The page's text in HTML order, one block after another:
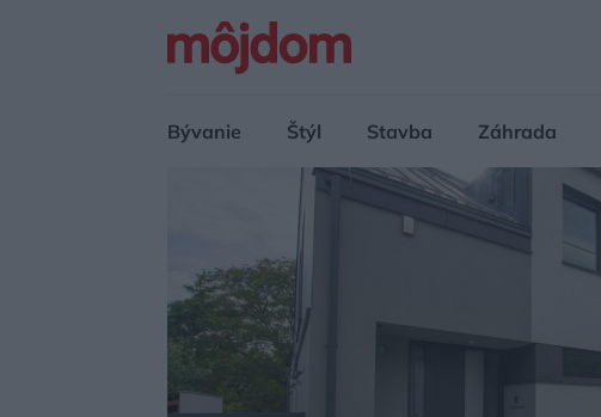
Bývanie Štýl Stavba Záhrada